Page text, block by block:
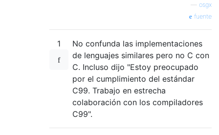
osgx
fuente
1
No confunda las implementaciones
de lenguajes similares pero no C con
C. Incluso dijo "Estoy preocupado
por el cumplimiento del estándar
C99. Trabajo en estrecha
colaboración con los compiladores
C99".